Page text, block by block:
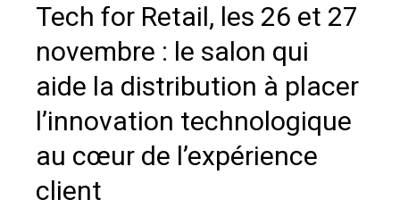
Tech for Retail, les 26 et 27
novembre : le salon qui
aide la distribution à placer
l’innovation technologique
au cœur de l’expérience
client